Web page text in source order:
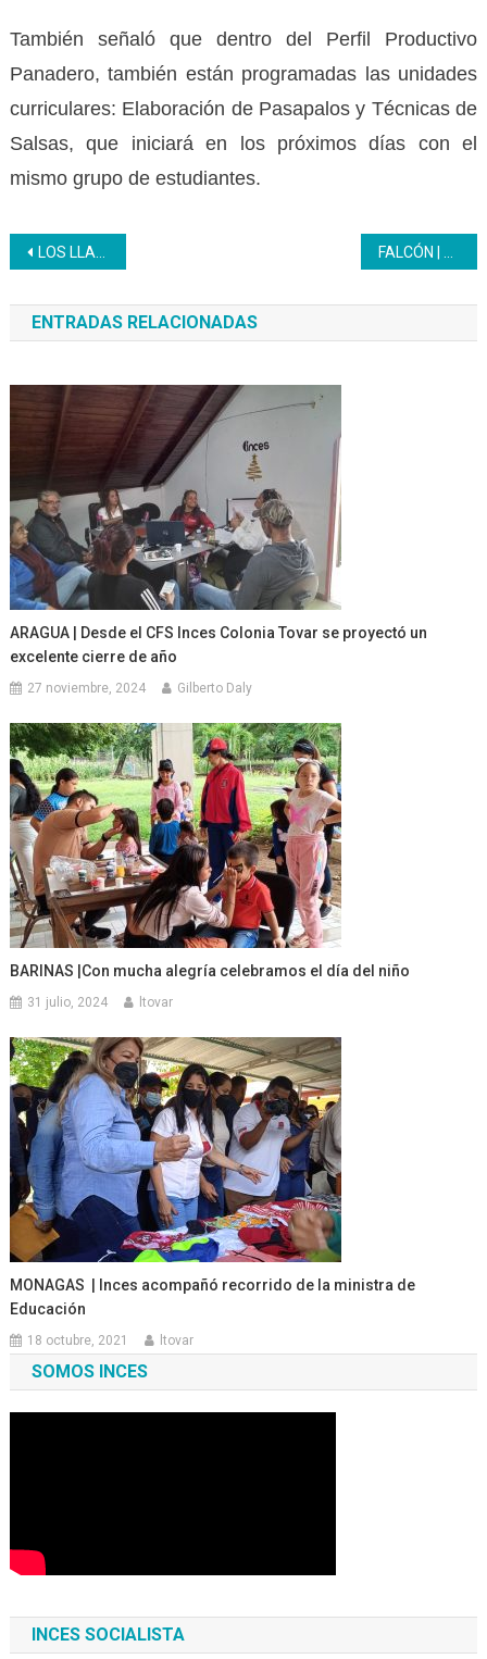
También señaló que dentro del Perfil Productivo
Panadero, también están programadas las unidades
curriculares: Elaboración de Pasapalos y Técnicas de
Salsas, que iniciará en los próximos días con el
mismo grupo de estudiantes.
Navegación
de
entradas
LOS LLANOS | Estudiantes del Liceo Inces Barinas culminan con cierre pedagógico año escolar 2024 – 2025
ENTRADAS RELACIONADAS
ARAGUA | Desde el CFS Inces Colonia Tovar se proyectó un
excelente cierre de año
27 noviembre, 2024 Gilberto Daly
BARINAS |Con mucha alegría celebramos el día del niño
31 julio, 2024 ltovar
MONAGAS | Inces acompañó recorrido de la ministra de
Educación
18 octubre, 2021 ltovar
SOMOS INCES
INCES SOCIALISTA